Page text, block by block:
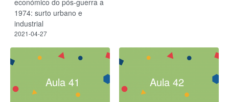
económico do pós-guerra a
1974: surto urbano e
industrial
2021-04-27
Aula 41 Aula 42